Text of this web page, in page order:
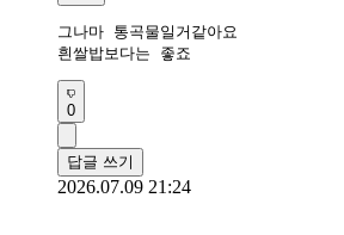
그나마 통곡물일거같아요
흰쌀밥보다는 좋죠
0
답글 쓰기
2026.07.09 21:24